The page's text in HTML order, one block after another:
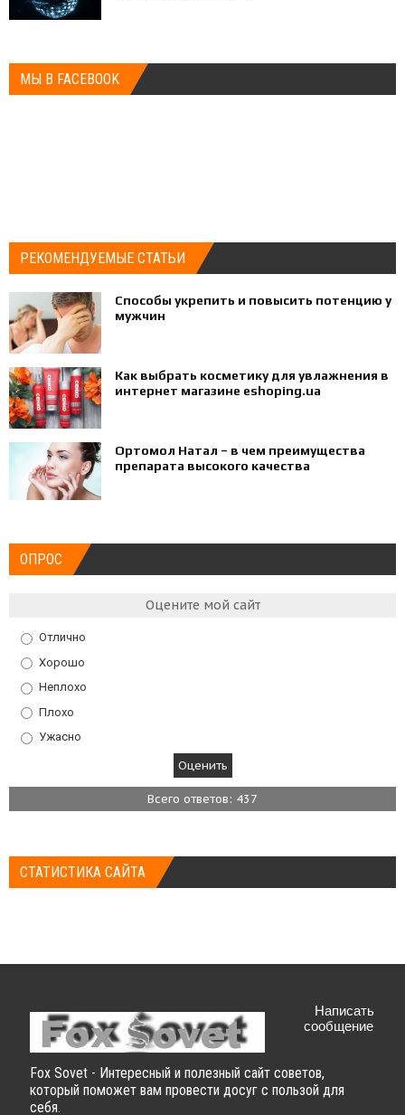
МЫ В FACEBOOK
РЕКОМЕНДУЕМЫЕ СТАТЬИ
Способы укрепить и повысить потенцию у
мужчин
Как выбрать косметику для увлажнения в
интернет магазине eshoping.ua
Ортомол Натал – в чем преимущества
препарата высокого качества
ОПРОС
Оцените мой сайт
Отлично
Хорошо
Неплохо
Плохо
Ужасно
Всего ответов: 437
СТАТИСТИКА САЙТА
Fox Sovet - Интересный и полезный сайт советов,
который поможет вам провести досуг с пользой для
себя.
Написать
сообщение